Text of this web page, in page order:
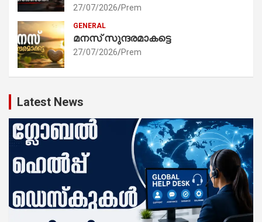
27/07/2026 Prem
GENERAL
മനസ് സുന്ദരമാകട്ടെ
27/07/2026 Prem
Latest News